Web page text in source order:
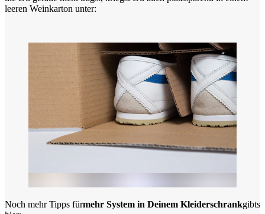
leeren Weinkarton unter:
Noch mehr Tipps fürmehr System in Deinem Kleiderschrankgibts